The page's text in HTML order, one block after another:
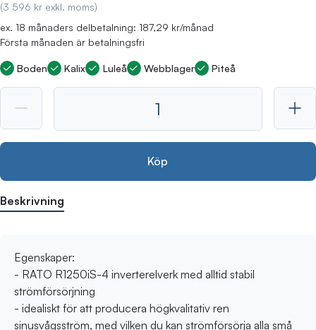
(3 596 kr exkl. moms)
ex. 18 månaders delbetalning: 187,29 kr/månad
Första månaden är betalningsfri
Boden Kalix Luleå Webblager Piteå
Köp
Beskrivning
Egenskaper:
- RATO R1250iS-4 inverterelverk med alltid stabil
strömförsörjning
- idealiskt för att producera högkvalitativ ren
sinusvågsström, med vilken du kan strömförsörja alla små